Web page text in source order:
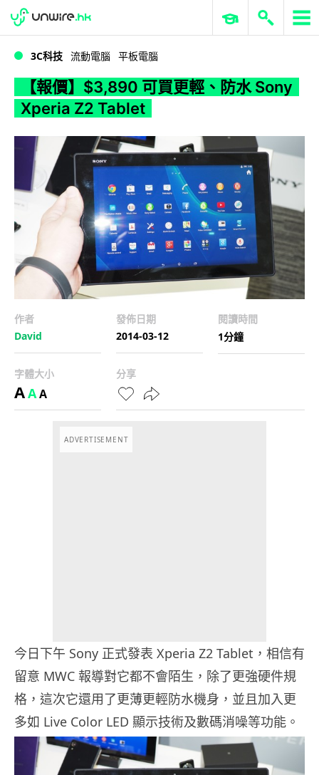
WWDC 2026 ERP 與商業 AI
3C科技 流動電腦 平板電腦
【報價】$3,890 可買更輕、防水 Sony
Xperia Z2 Tablet
作者
David
發佈日期
2014-03-12
閱讀時間
1分鐘
字體大小
AAA
分享
ADVERTISEMENT
今日下午 Sony 正式發表 Xperia Z2 Tablet，相信有
留意 MWC 報導對它都不會陌生，除了更強硬件規
格，這次它還用了更薄更輕防水機身，並且加入更
多如 Live Color LED 顯示技術及數碼消噪等功能。